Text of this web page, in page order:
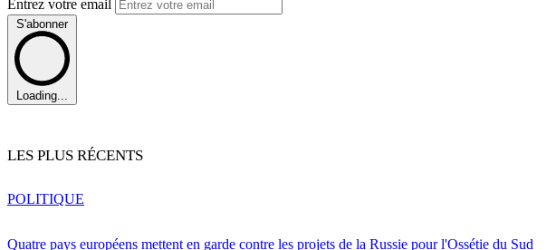
Entrez votre email
S'abonner
Loading...
LES PLUS RÉCENTS
Quatre pays européens mettent en garde contre les projets de la Russie pour l'Ossétie du Sud
POLITIQUE